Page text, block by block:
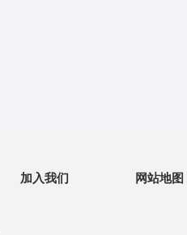
加入我们 网站地图